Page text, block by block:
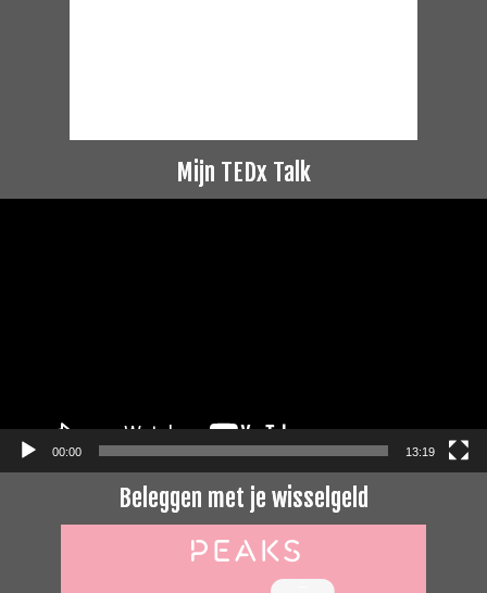
Mijn TEDx Talk
00:00 13:19
Beleggen met je wisselgeld